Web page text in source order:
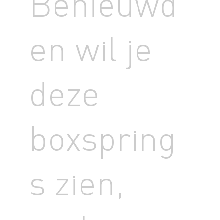
en wil je
deze
boxspring
s zien,